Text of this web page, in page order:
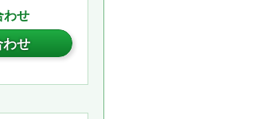
わせ
わせ